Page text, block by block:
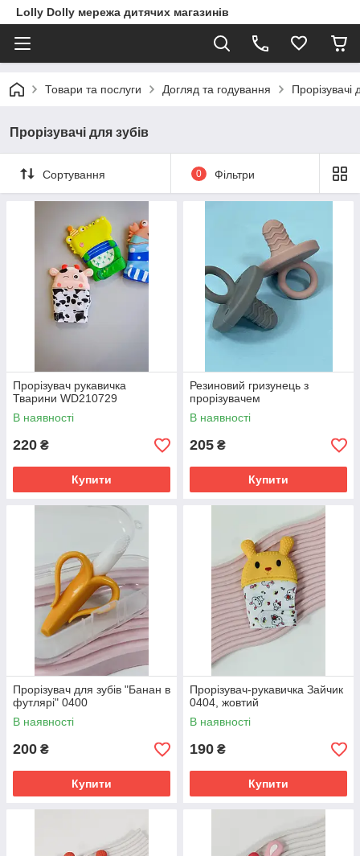
Lolly Dolly мережа дитячих магазинів
Товари та послуги Догляд та годування Прорізувачі
Прорізувачі для зубів
Сортування 0 Фільтри
Прорізувач рукавичка
Тварини WD210729
В наявності
220 ₴
Купити
Резиновий гризунець з
прорізувачем
В наявності
205 ₴
Купити
Прорізувач для зубів "Банан в
футлярі" 0400
В наявності
200 ₴
Купити
Прорізувач-рукавичка Зайчик
0404, жовтий
В наявності
190 ₴
Купити